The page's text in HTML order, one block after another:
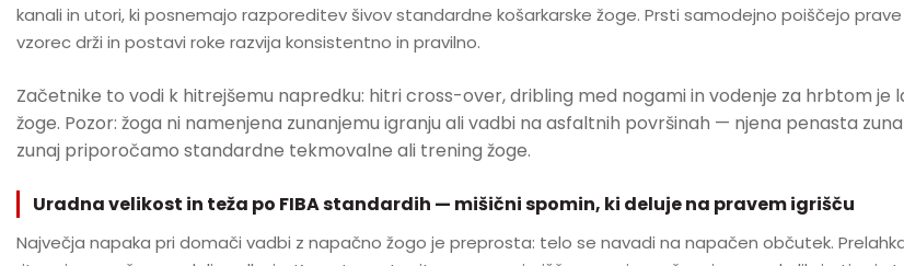
kanali in utori, ki posnemajo razporeditev šivov standardne košarkarske žoge. Prsti samodejno poiščejo
vzorec drži in postavi roke razvija konsistentno in pravilno.
Začetnike to vodi k hitrejšemu napredku: hitri cross-over, dribling med nogami in vodenje za hrbtom
žoge. Pozor: žoga ni namenjena zunanjemu igranju ali vadbi na asfaltnih površinah — njena penasta
zunaj priporočamo standardne tekmovalne ali trening žoge.
Uradna velikost in teža po FIBA standardih — mišični spomin, ki deluje na pravem igrišču
Največja napaka pri domači vadbi z napačno žogo je preprosta: telo se navadi na napačen občutek.